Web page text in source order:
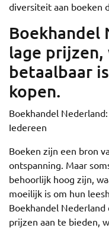
diversiteit aan boeken
Boekhandel
lage
betaalbaar
kopen.
Boekhandel
Iedereen
Boeken zijn een bron
ontspanning. Maar
behoorlijk hoog zijn,
moeilijk is om hun
Boekhandel
prijzen aan te bieden,